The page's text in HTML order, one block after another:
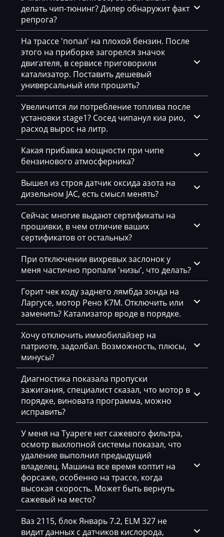
Bomag
Brilliance
Buhler
BYD
Cadillac
Camc
Case
Caterpillar
CFMoto
Challenger
Changan
Changhe
Chery
Chevrolet
Chrysler
Citroen
Claas
CMI
Comacchio
Cupra
Dacia
Daewoo
DAF
Daihatsu
Dammann
Derways
Deutz
Dewulf
Bosch MEV9.2.2
Bosch MEV9.4.6
Bosch MEVD17.2.х
Bosch MG1 (MG1CS003)
Bosch MG1 (MG1CS201)
Siemens MS41
Siemens MS42
Siemens MS43
Siemens MS45.x
Siemens MSD80 (83.5)
Siemens MSD85.x(87.x)
Siemens MSV7x
Siemens MSV8x
Siemens MSV90
делать чип-тюнинг? Дилер обнаружит факт
репрога?
На трассе 'попал' на плохой бензин. После
этого на приборке загорелся значок
двигателя, в сервисе приговорили
катализатор. Поставить дешевый
универсальный или прошить?
Увеличится ли потребление топлива после
установки stage1? Сосед чипанул киа рио,
расход вырос на литр.
Какая прибавка мощности при чипе
бензинового атмосферника?
Вышел из строя датчик оксида азота на
дизельном JAC, есть смысл менять?
Сейчас многие выдают сертификаты на
прошивки, в чем отличие ваших
сертификатов от остальных?
При отключении вихревых заслонок у
меня частично пропали 'низы', что делать?
Горит чек коду заднего лямбда зонда на
Ларгусе, мотор Рено К7М. Отключить или
заменить? Катализатор вроде в порядке.
Хочу отключить иммобилайзер на
патриоте, задолбал. Возможность, плюсы,
минусы?
Диагностика показала пропуски
зажигания, специалист сказал, что мотор в
порядке, виновата программа, можно
исправить?
У меня на Туареге нет сажевого фильтра,
осмотр выхлопной системы показал, что
удаление выполнил предыдущий
владелец. Машина все время коптит на
форсаже, особенно на трассе, когда
высокая скорость. Может быть вернуть
сажевый на место?
Ваз 2115, блок Январь 7.2, ELM 327 не
видит данных с датчиков кислорода,